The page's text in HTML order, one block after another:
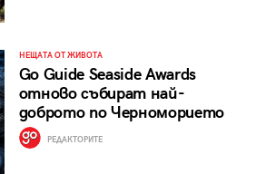
НЕЩАТА ОТ ЖИВОТА
Go Guide Seaside Awards
отново събират най-
доброто по Черноморието
РЕДАКТОРИТЕ